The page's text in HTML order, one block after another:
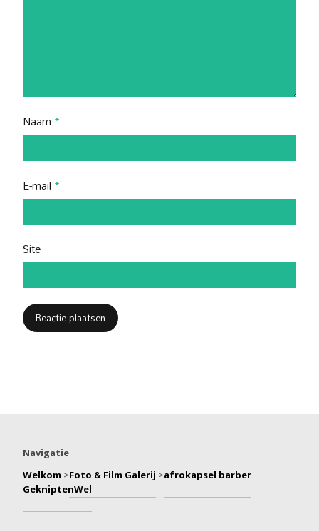
Naam *
E-mail *
Site
Navigatie
Welkom >Foto & Film Galerij >afrokapsel barber
GekniptenWel